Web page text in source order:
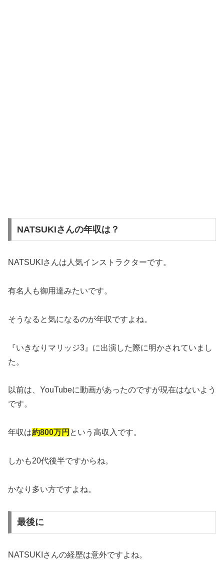
NATSUKIさんの年収は？
NATSUKIさんは人気インストラクターです。
有名人も御用達みたいです。
そうなると気になるのが年収ですよね。
『いきなりマリッジ3』に出演した際に明かされていまし
た。
以前は、YouTubeに動画があったのですが現在はないよう
です。
年収は約800万円 という高収入です。
しかも20代後半ですからね。
かなり多い方ですよね。
最後に
NATSUKIさんの経歴は意外ですよね。